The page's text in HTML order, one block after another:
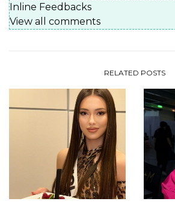
Inline Feedbacks
View all comments
RELATED POSTS